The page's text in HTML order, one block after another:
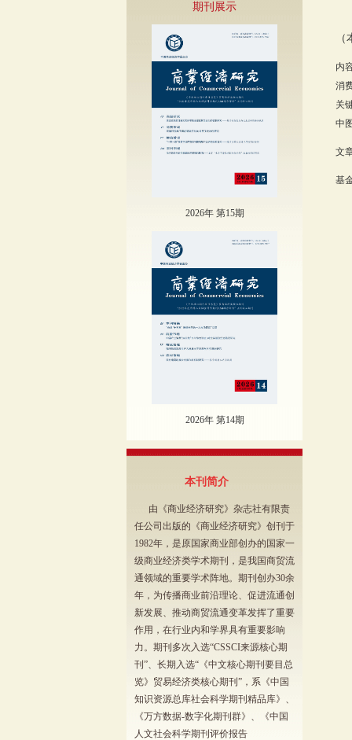
期刊展示
2026年 第15期
2026年 第14期
本刊简介
由《商业经济研究》杂志社有限责
任公司出版的《商业经济研究》创刊于
1982年，是原国家商业部创办的国家一
级商业经济类学术期刊，是我国商贸流
通领域的重要学术阵地。期刊创办30余
年，为传播商业前沿理论、促进流通创
新发展、推动商贸流通变革发挥了重要
作用，在行业内和学界具有重要影响
力。期刊多次入选“CSSCI来源核心期
刊”、长期入选“《中文核心期刊要目总
览》贸易经济类核心期刊”，系《中国
知识资源总库社会科学期刊精品库》、
《万方数据-数字化期刊群》、《中国
人文社会科学期刊评价报告
内
消
关
中
文
基